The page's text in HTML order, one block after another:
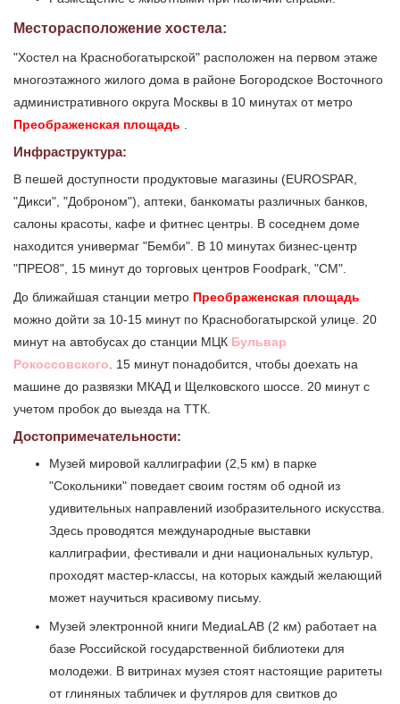
Месторасположение хостела:
"Хостел на Краснобогатырской" расположен на первом этаже
многоэтажного жилого дома в районе Богородское Восточного
административного округа Москвы в 10 минутах от метро
Преображенская площадь .
Инфраструктура:
В пешей доступности продуктовые магазины (EUROSPAR,
"Дикси", "Доброном"), аптеки, банкоматы различных банков,
салоны красоты, кафе и фитнес центры. В соседнем доме
находится универмаг "Бемби". В 10 минутах бизнес-центр
"ПРЕО8", 15 минут до торговых центров Foodpark, "СМ".
До ближайшая станции метро Преображенская площадь
можно дойти за 10-15 минут по Краснобогатырской улице. 20
минут на автобусах до станции МЦК Бульвар
Рокоссовского. 15 минут понадобится, чтобы доехать на
машине до развязки МКАД и Щелковского шоссе. 20 минут с
учетом пробок до выезда на ТТК.
Достопримечательности:
Музей мировой каллиграфии (2,5 км) в парке
"Сокольники" поведает своим гостям об одной из
удивительных направлений изобразительного искусства.
Здесь проводятся международные выставки
каллиграфии, фестивали и дни национальных культур,
проходят мастер-классы, на которых каждый желающий
может научиться красивому письму.
Музей электронной книги МедиаLAB (2 км) работает на
базе Российской государственной библиотеки для
молодежи. В витринах музея стоят настоящие раритеты
от глиняных табличек и футляров для свитков до